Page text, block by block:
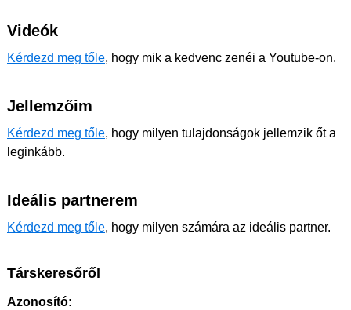
Videók
Kérdezd meg tőle, hogy mik a kedvenc zenéi a Youtube-on.
Jellemzőim
Kérdezd meg tőle, hogy milyen tulajdonságok jellemzik őt a
leginkább.
Ideális partnerem
Kérdezd meg tőle, hogy milyen számára az ideális partner.
Társkeresőről
Azonosító: